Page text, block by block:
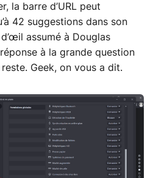
la barre d’URL peut
42 suggestions dans son
assumé à Douglas
à la grande question
Geek, on vous a dit.